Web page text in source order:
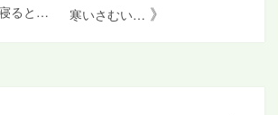
ると… 寒いさむい… 》